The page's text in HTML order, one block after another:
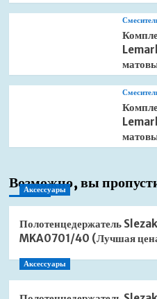
Возможно, вы
Аксессуары
Полотенцедержатель
MKA0701/40 (Лучшая
Аксессуары